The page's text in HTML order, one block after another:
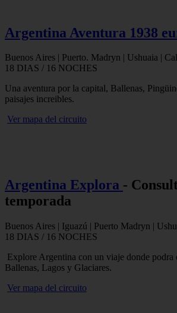
Argentina Aventura 1938
Buenos Aires | Puerto. Madryn | Ushuaia |
18 DIAS / 16 NOCHES
Una aventura por la capital, Ballenas,
paisajes increibles.
Ver mapa del circuito
Argentina Explora -
temporada
Buenos Aires | Iguazú | Puerto Madryn |
18 DIAS / 16 NOCHES
Explore Argentina con un viaje donde podra
Ballenas, Lagos y Glaciares.
Ver mapa del circuito